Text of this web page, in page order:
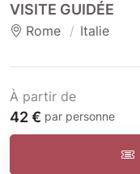
VISITE GUIDÉE
Rome Italie
À partir de
42 € par personne